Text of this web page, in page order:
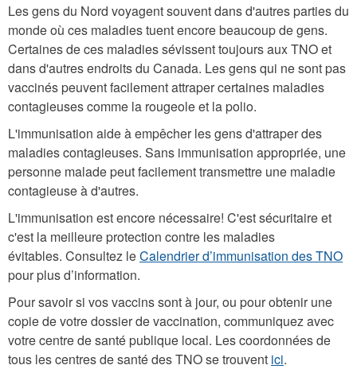
Les gens du Nord voyagent souvent dans d'autres parties du
monde où ces maladies tuent encore beaucoup de gens.
Certaines de ces maladies sévissent toujours aux TNO et
dans d'autres endroits du Canada. Les gens qui ne sont pas
vaccinés peuvent facilement attraper certaines maladies
contagieuses comme la rougeole et la polio.
L'immunisation aide à empêcher les gens d'attraper des
maladies contagieuses. Sans immunisation appropriée, une
personne malade peut facilement transmettre une maladie
contagieuse à d'autres.
L'immunisation est encore nécessaire! C'est sécuritaire et
c'est la meilleure protection contre les maladies
évitables. Consultez leCalendrier d’immunisation des TNO
pour plus d’information.
Pour savoir si vos vaccins sont à jour, ou pour obtenir une
copie de votre dossier de vaccination, communiquez avec
votre centre de santé publique local. Les coordonnées de
tous les centres de santé des TNO se trouvent ici.